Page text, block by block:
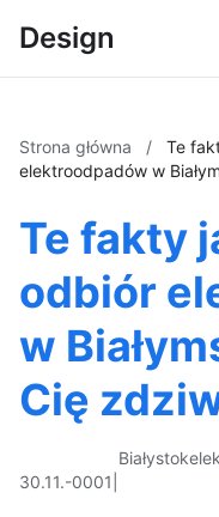
Design
Strona główna /
Te
elektroodpadów w
Te fakty
odbiór
w
Cię
30.11.-0001
Białystok